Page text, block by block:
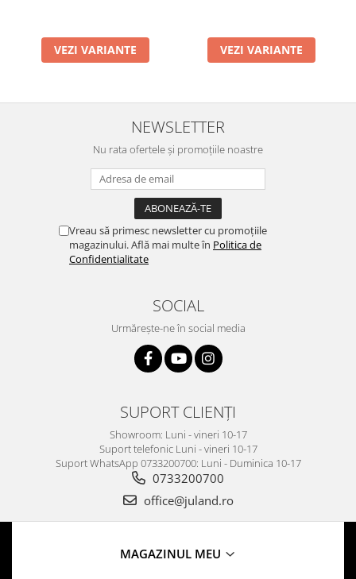
VEZI VARIANTE VEZI VARIANTE
NEWSLETTER
Nu rata ofertele și promoțiile noastre
Vreau să primesc newsletter cu promoțiile
magazinului. Află mai multe în Politica de
Confidentialitate
SOCIAL
Urmărește-ne în social media
SUPORT CLIENȚI
Showroom: Luni - vineri 10-17
Suport telefonic Luni - vineri 10-17
Suport WhatsApp 0733200700: Luni - Duminica 10-17
0733200700
office@juland.ro
MAGAZINUL MEU